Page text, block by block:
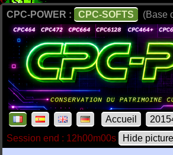
CPC-POWER : CPC-SOFTS (Base
Accueil
Session end : 12h00m00s
Hide